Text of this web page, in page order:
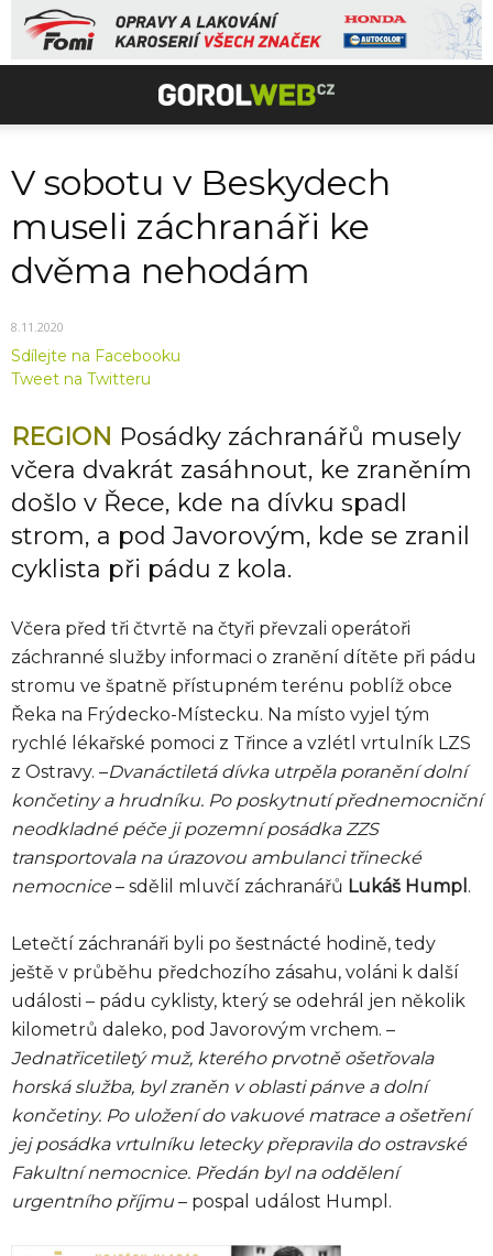
V sobotu v Beskydech
museli záchranáři ke
dvěma nehodám
8.11.2020
Sdílejte na Facebooku
Tweet na Twitteru
REGION Posádky záchranářů musely
včera dvakrát zasáhnout, ke zraněním
došlo v Řece, kde na dívku spadl
strom, a pod Javorovým, kde se zranil
cyklista při pádu z kola.
Včera před tři čtvrtě na čtyři převzali operátoři
záchranné služby informaci o zranění dítěte při pádu
stromu ve špatně přístupném terénu poblíž obce
Řeka na Frýdecko-Místecku. Na místo vyjel tým
rychlé lékařské pomoci z Třince a vzlétl vrtulník LZS
z Ostravy. –Dvanáctiletá dívka utrpěla poranění dolní
končetiny a hrudníku. Po poskytnutí přednemocniční
neodkladné péče ji pozemní posádka ZZS
transportovala na úrazovou ambulanci třinecké
nemocnice– sdělil mluvčí záchranářů Lukáš Humpl .
Letečtí záchranáři byli po šestnácté hodině, tedy
ještě v průběhu předchozího zásahu, voláni k další
události – pádu cyklisty, který se odehrál jen několik
kilometrů daleko, pod Javorovým vrchem. –
Jednatřicetiletý muž, kterého prvotně ošetřovala
horská služba, byl zraněn v oblasti pánve a dolní
končetiny. Po uložení do vakuové matrace a ošetření
jej posádka vrtulníku letecky přepravila do ostravské
Fakultní nemocnice. Předán byl na oddělení
urgentního příjmu – pospal událost Humpl.